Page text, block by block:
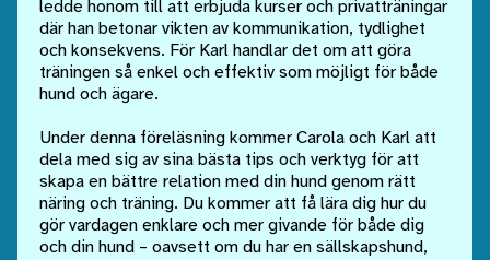
ledde honom till att erbjuda kurser och privatträningar
där han betonar vikten av kommunikation, tydlighet
och konsekvens. För Karl handlar det om att göra
träningen så enkel och effektiv som möjligt för både
hund och ägare.
Under denna föreläsning kommer Carola och Karl att
dela med sig av sina bästa tips och verktyg för att
skapa en bättre relation med din hund genom rätt
näring och träning. Du kommer att få lära dig hur du
gör vardagen enklare och mer givande för både dig
och din hund – oavsett om du har en sällskapshund,